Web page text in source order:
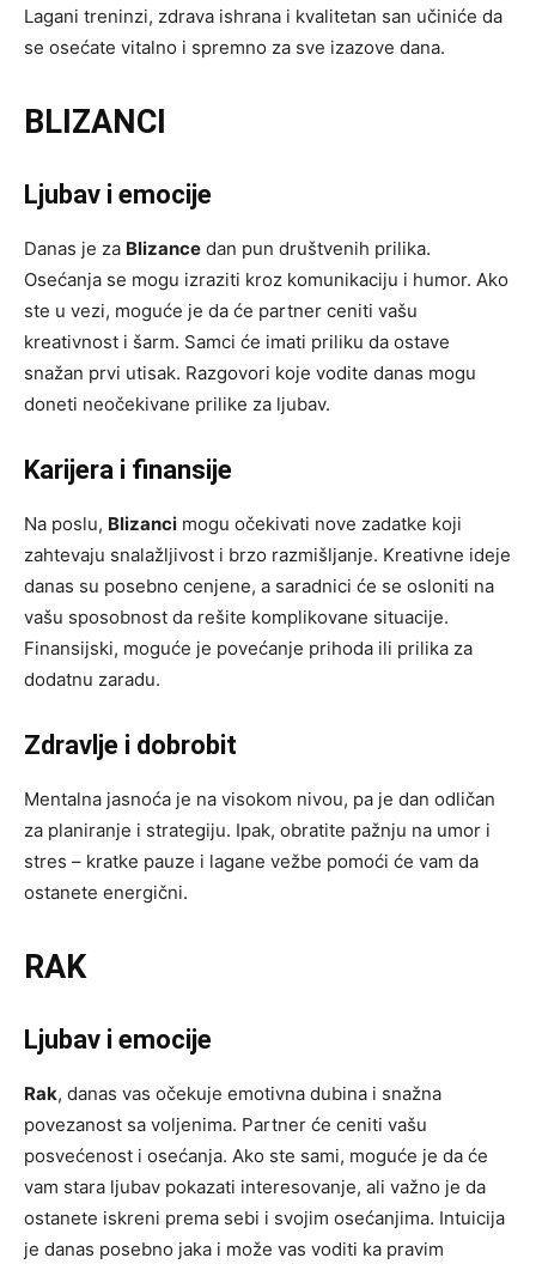
Lagani treninzi, zdrava ishrana i kvalitetan san učiniće da
se osećate vitalno i spremno za sve izazove dana.
BLIZANCI
Ljubav i emocije
Danas je za Blizance dan pun društvenih prilika.
Osećanja se mogu izraziti kroz komunikaciju i humor. Ako
ste u vezi, moguće je da će partner ceniti vašu
kreativnost i šarm. Samci će imati priliku da ostave
snažan prvi utisak. Razgovori koje vodite danas mogu
doneti neočekivane prilike za ljubav.
Karijera i finansije
Na poslu, Blizanci mogu očekivati nove zadatke koji
zahtevaju snalažljivost i brzo razmišljanje. Kreativne ideje
danas su posebno cenjene, a saradnici će se osloniti na
vašu sposobnost da rešite komplikovane situacije.
Finansijski, moguće je povećanje prihoda ili prilika za
dodatnu zaradu.
Zdravlje i dobrobit
Mentalna jasnoća je na visokom nivou, pa je dan odličan
za planiranje i strategiju. Ipak, obratite pažnju na umor i
stres – kratke pauze i lagane vežbe pomoći će vam da
ostanete energični.
RAK
Ljubav i emocije
Rak, danas vas očekuje emotivna dubina i snažna
povezanost sa voljenima. Partner će ceniti vašu
posvećenost i osećanja. Ako ste sami, moguće je da će
vam stara ljubav pokazati interesovanje, ali važno je da
ostanete iskreni prema sebi i svojim osećanjima. Intuicija
je danas posebno jaka i može vas voditi ka pravim